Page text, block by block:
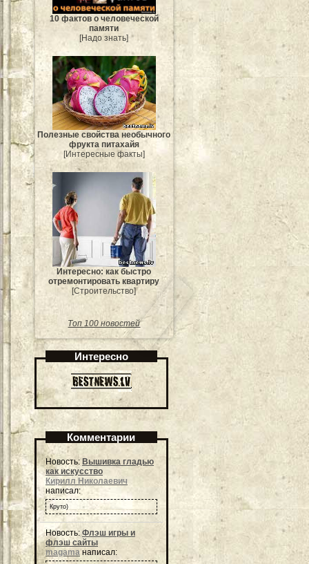
10 фактов о человеческой
памяти
[Надо знать]
Полезные свойства необычного
фрукта питахайя
[Интересные факты]
Интересно: как быстро
отремонтировать квартиру
[Строительство]
Топ 100 новостей
Интересно
Комментарии
Новость: Вышивка гладью
как искусство
Кирилл Николаевич
написал:
Круто)
Новость:Флэш игры и
флэш сайты
magama написал: